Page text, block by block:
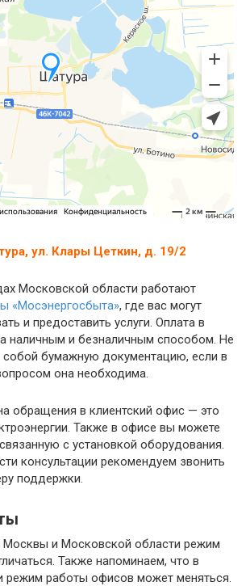
ул. Клары Цеткин, д. 19/2
Московской области работают
«Мосэнергосбыта», где вас могут
и предоставить услуги. Оплата в
наличным и безналичным способом. Не
собой бумажную документацию, если в
она необходима.
обращения в клиентский офис — это
Также в офисе вы можете
связанную с установкой оборудования.
консультации рекомендуем звонить
поддержки.
Москвы и Московской области режим
Также напоминаем, что в
режим работы офисов может меняться.